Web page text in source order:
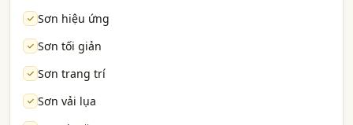
Sơn hiệu ứng
Sơn tối giản
Sơn trang trí
Sơn vải lụa